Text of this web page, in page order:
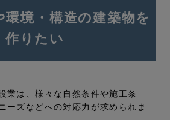
環境・構造の建築物を
作りたい
業は、様々な自然条件や施工条
ーズなどへの対応力が求められま